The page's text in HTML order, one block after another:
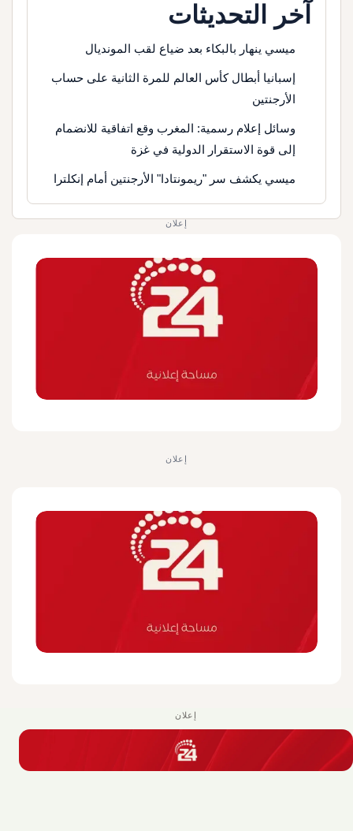
آخر التحديثات
ميسي ينهار بالبكاء بعد ضياع لقب المونديال
إسبانيا أبطال كأس العالم للمرة الثانية على حساب
الأرجنتين
وسائل إعلام رسمية: المغرب وقع اتفاقية للانضمام
إلى قوة الاستقرار الدولية في غزة
ميسي يكشف سر "ريمونتادا" الأرجنتين أمام إنكلترا
إعلان
إعلان
إعلان